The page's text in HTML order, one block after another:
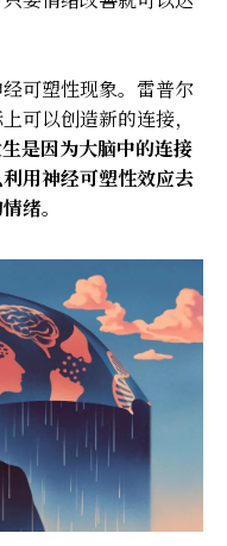
可塑性现象。雷普尔
可以创造新的连接，
是因为大脑中的连接
用神经可塑性效应去
绪。